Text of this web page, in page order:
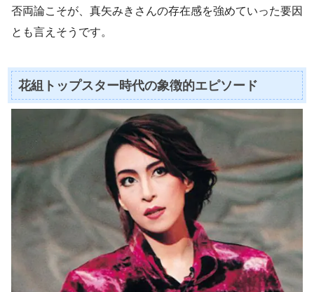
否両論こそが、真矢みきさんの存在感を強めていった要因
とも言えそうです。
花組トップスター時代の象徴的エピソード